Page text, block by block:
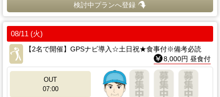
検討中プランへ登録
08/11 (火)
【2名で開催】GPSナビ導入☆土日祝★食事付※備考必読
8,000円 昼食付
OUT
07:00